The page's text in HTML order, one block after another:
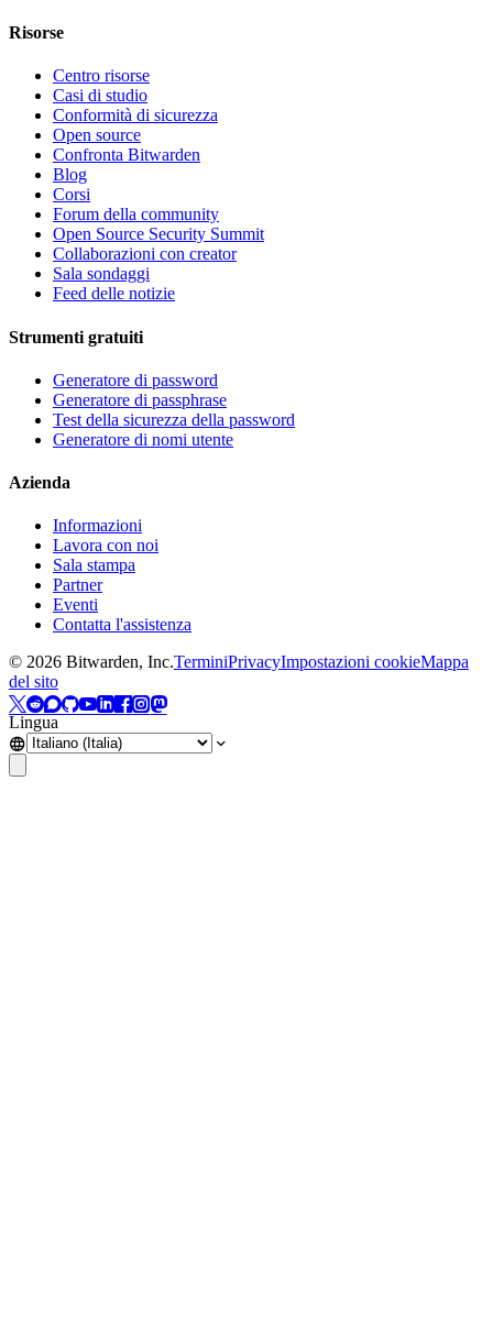
Risorse
Centro risorse
Casi di studio
Conformità di sicurezza
Open source
Confronta Bitwarden
Blog
Corsi
Forum della community
Open Source Security Summit
Collaborazioni con creator
Sala sondaggi
Feed delle notizie
Strumenti gratuiti
Generatore di password
Generatore di passphrase
Test della sicurezza della password
Generatore di nomi utente
Azienda
Informazioni
Lavora con noi
Sala stampa
Partner
Eventi
Contatta l'assistenza
© 2026 Bitwarden, Inc.TerminiPrivacyImpostazioni cookieMappa
del sito
Lingua